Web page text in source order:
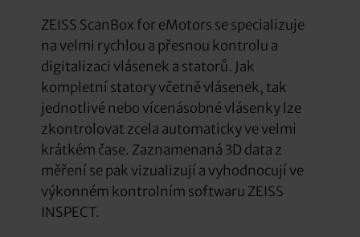
ZEISS ScanBox for eMotors se specializuje
na velmi rychlou a přesnou kontrolu a
digitalizaci vlásenek a statorů. Jak
kompletní statory včetně vlásenek, tak
jednotlivé nebo vícenásobné vlásenky lze
zkontrolovat zcela automaticky ve velmi
krátkém čase. Zaznamenaná 3D data z
měření se pak vizualizují a vyhodnocují ve
výkonném kontrolním softwaru ZEISS
INSPECT.